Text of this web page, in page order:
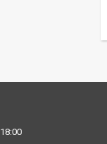
18:00